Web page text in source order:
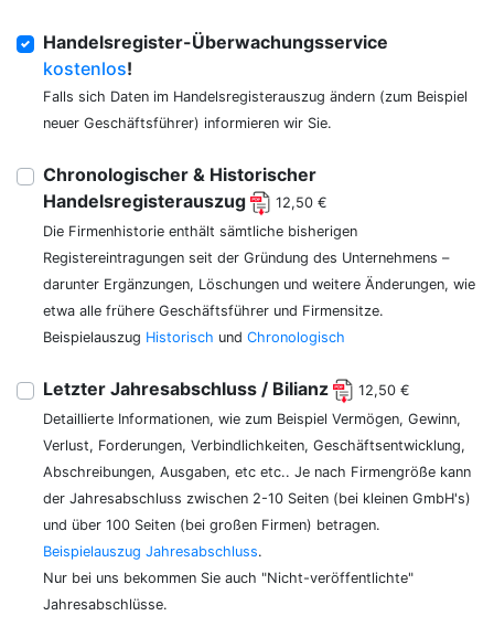
Handelsregister-Überwachungsservice
kostenlos!
Falls sich Daten im Handelsregisterauszug ändern (zum Beispiel
neuer Geschäftsführer) informieren wir Sie.
Chronologischer & Historischer
Handelsregisterauszug
12,50 €
Die Firmenhistorie enthält sämtliche bisherigen
Registereintragungen seit der Gründung des Unternehmens –
darunter Ergänzungen, Löschungen und weitere Änderungen, wie
etwa alle frühere Geschäftsführer und Firmensitze.
Beispielauszug Historisch und Chronologisch
Letzter Jahresabschluss / Bilianz
12,50 €
Detaillierte Informationen, wie zum Beispiel Vermögen, Gewinn,
Verlust, Forderungen, Verbindlichkeiten, Geschäftsentwicklung,
Abschreibungen, Ausgaben, etc etc.. Je nach Firmengröße kann
der Jahresabschluss zwischen 2-10 Seiten (bei kleinen GmbH's)
und über 100 Seiten (bei großen Firmen) betragen.
Beispielauszug Jahresabschluss.
Nur bei uns bekommen Sie auch "Nicht-veröffentlichte"
Jahresabschlüsse.